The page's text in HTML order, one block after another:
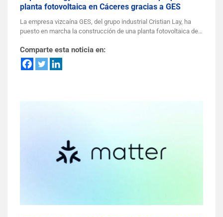
planta fotovoltaica en Cáceres gracias a GES
La empresa vizcaína GES, del grupo industrial Cristian Lay, ha
puesto en marcha la construcción de una planta fotovoltaica de…
Comparte esta noticia en: